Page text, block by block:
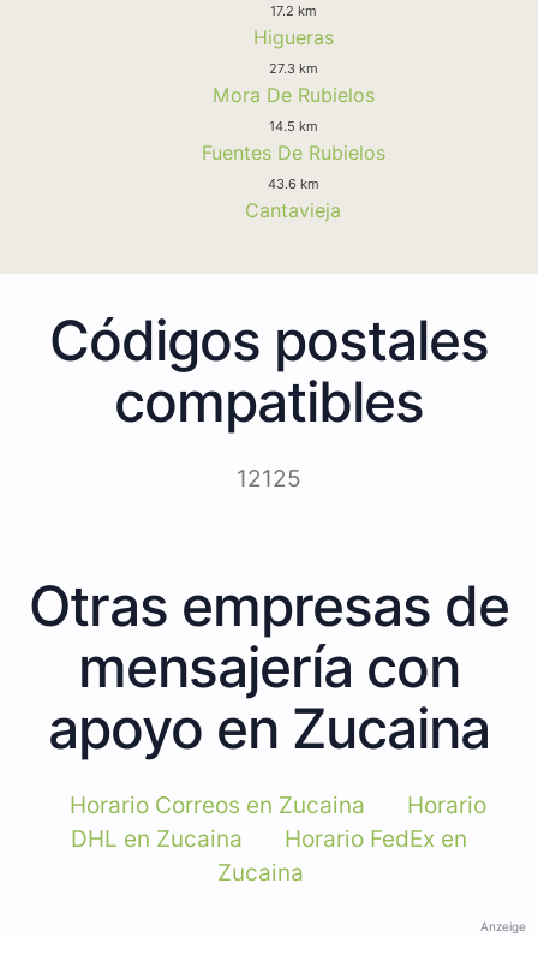
17.2 km
Higueras
27.3 km
Mora De Rubielos
14.5 km
Fuentes De Rubielos
43.6 km
Cantavieja
Códigos postales
compatibles
12125
Otras empresas de
mensajería con
apoyo en Zucaina
Horario Correos en Zucaina
Horario
DHL en Zucaina
Horario FedEx en
Zucaina
Anzeige